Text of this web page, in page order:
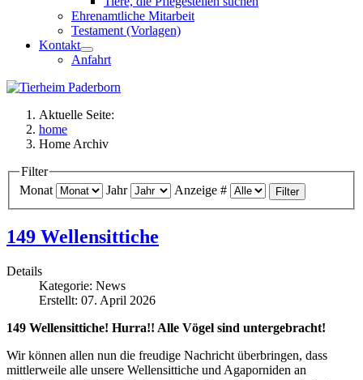
Ehrenamtliche Mitarbeit
Testament (Vorlagen)
Kontakt
Anfahrt
Aktuelle Seite:
home
Home Archiv
Filter
Monat
Jahr Anzeige # Filter
149 Wellensittiche
Details
Kategorie: News
Erstellt: 07. April 2026
149 Wellensittiche! Hurra!! Alle Vögel sind untergebracht!
Wir können allen nun die freudige Nachricht überbringen, dass
mittlerweile alle unsere Wellensittiche und Agaporniden an